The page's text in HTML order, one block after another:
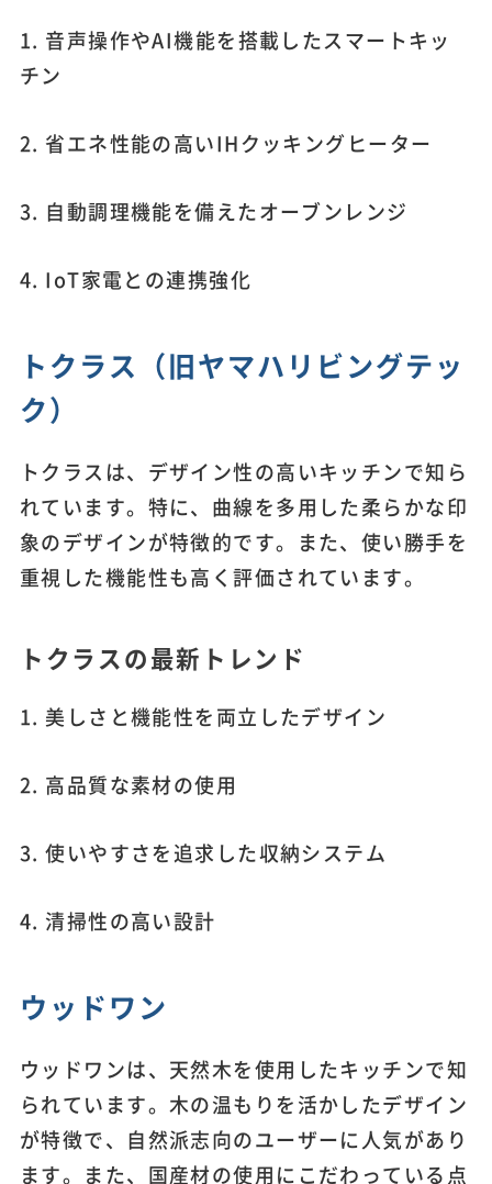
1. 音声操作やAI機能を搭載したスマートキッ
チン
2. 省エネ性能の高いIHクッキングヒーター
3. 自動調理機能を備えたオーブンレンジ
4. IoT家電との連携強化
トクラス（旧ヤマハリビングテッ
ク）
トクラスは、デザイン性の高いキッチンで知ら
れています。特に、曲線を多用した柔らかな印
象のデザインが特徴的です。また、使い勝手を
重視した機能性も高く評価されています。
トクラスの最新トレンド
1. 美しさと機能性を両立したデザイン
2. 高品質な素材の使用
3. 使いやすさを追求した収納システム
4. 清掃性の高い設計
ウッドワン
ウッドワンは、天然木を使用したキッチンで知
られています。木の温もりを活かしたデザイン
が特徴で、自然派志向のユーザーに人気があり
ます。また、国産材の使用にこだわっている点